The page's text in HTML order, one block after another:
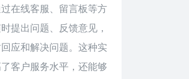
在线客服、留言板等方
提出问题、反馈意见，
应和解决问题。这种实
客户服务水平，还能够